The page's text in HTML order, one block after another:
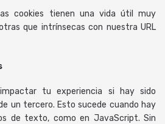
cookies tienen una vida útil muy
que intrínsecas con nuestra URL
tu experiencia si hay sido
un tercero. Esto sucede cuando hay
de texto, como en JavaScript. Sin